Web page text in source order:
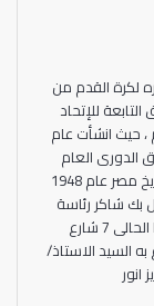
الفنية و
تحقيق
لكرة القدم من
للإتحاد
حيث انشأت عام
الدورى العام
للمرة الأولى فى تاريخ مصر عام 1948
بك شاكر رئاسة
المنطقة بمقرها الحالى 7 شارع
السيد الاستاذ/
انور